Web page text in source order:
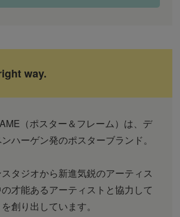
way.
（ポスター＆フレーム）は、デ
ハーゲン発のポスターブランド。
タジオから新進気鋭のアーティス
の才能あるアーティストと協力して
創り出しています。